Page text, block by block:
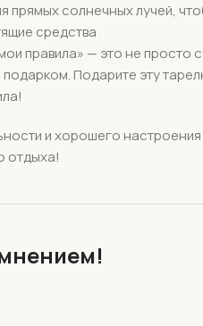
прямых солнечных лучей,
средства
правила» — это не просто
Подарите эту
и хорошего
отдыха!